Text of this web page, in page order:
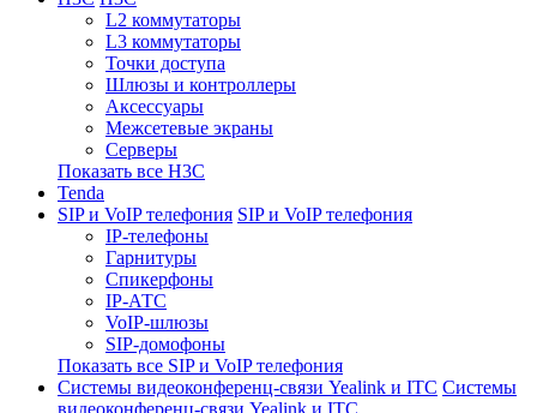
L2 коммутаторы
L3 коммутаторы
Точки доступа
Шлюзы и контроллеры
Аксессуары
Межсетевые экраны
Серверы
Показать все H3C
Tenda
SIP и VoIP телефония SIP и VoIP телефония
IP-телефоны
Гарнитуры
Спикерфоны
IP-АТС
VoIP-шлюзы
SIP-домофоны
Показать все SIP и VoIP телефония
Системы видеоконференц-связи Yealink и ITC Системы